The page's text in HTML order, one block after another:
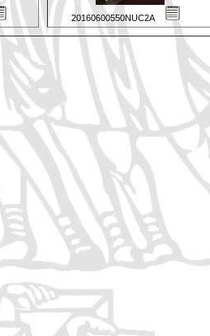
20160600550NUC2A